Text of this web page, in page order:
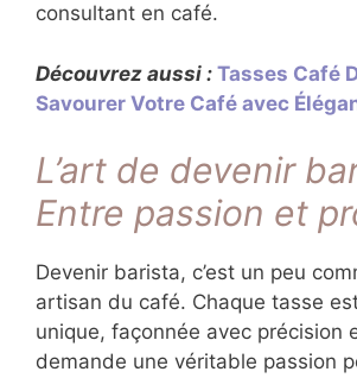
consultant en café.
Découvrez aussi : Tasses Café
Savourer Votre Café avec
L’art de devenir
Entre passion et
Devenir barista, c’est un peu
artisan du café. Chaque tasse
unique, façonnée avec précision
demande une véritable passion